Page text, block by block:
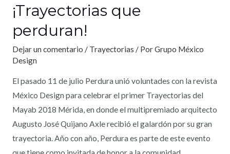
¡Trayectorias que
perduran!
Dejar un comentario / Trayectorias / PorGrupo México
Design
El pasado 11 de julio Perdura unió voluntades con la revista
México Design para celebrar el primer Trayectorias del
Mayab 2018 Mérida, en donde el multipremiado arquitecto
Augusto José Quijano Axle recibió el galardón por su gran
trayectoria. Año con año, Perdura es parte de este evento